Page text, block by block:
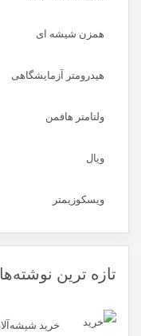
همزن شیشه ای
هیدرومتر آزمایشگاهی
ولتامتر هافمن
ویال
ویسکوزیمتر
تازه ترین نوشته‌ها